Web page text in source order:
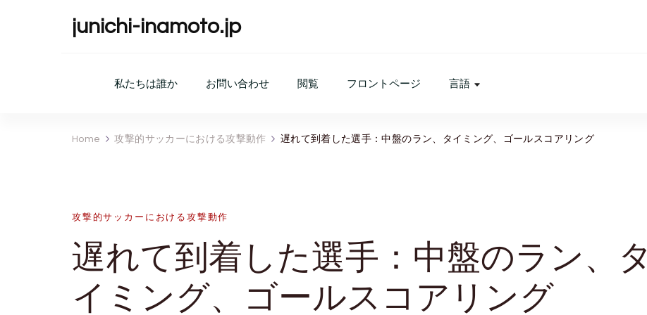
junichi-inamoto.jp
私たちは誰か お問い合わせ 閲覧 フロントページ 言語
Home 攻撃的サッカーにおける攻撃動作 遅れて到着した選手：中盤のラン、タイミング、ゴールスコアリング
攻撃的サッカーにおける攻撃動作
遅れて到着した選手：中盤のラン、タ
イミング、ゴールスコアリング